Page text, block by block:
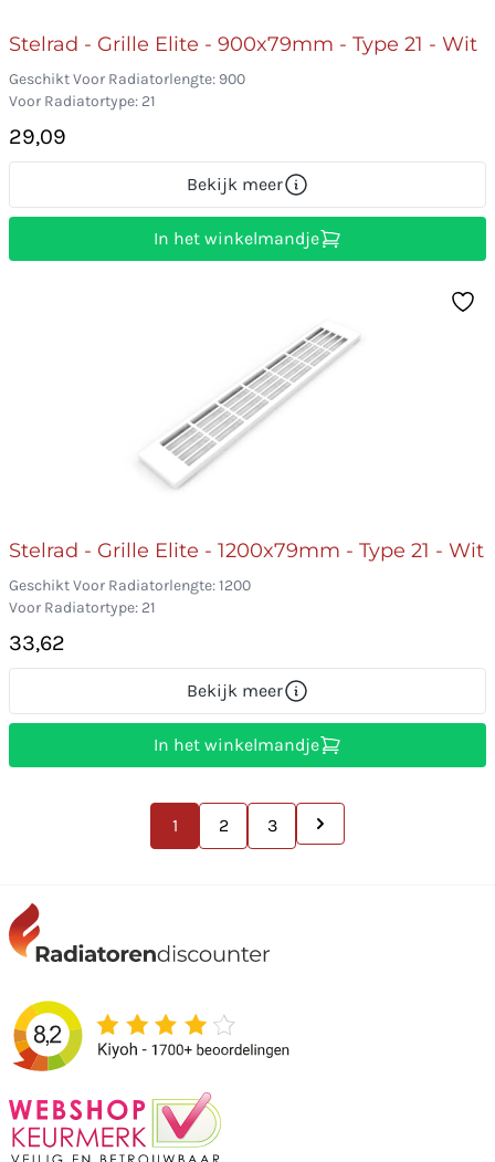
Stelrad - Grille Elite - 900x79mm - Type 21 - Wit
Geschikt Voor Radiatorlengte: 900
Voor Radiatortype: 21
29,09
Bekijk meer
In het winkelmandje
Stelrad - Grille Elite - 1200x79mm - Type 21 - Wit
Geschikt Voor Radiatorlengte: 1200
Voor Radiatortype: 21
33,62
Bekijk meer
In het winkelmandje
1 2 3